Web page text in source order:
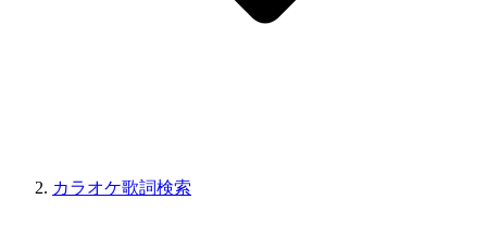
カラオケ歌詞検索